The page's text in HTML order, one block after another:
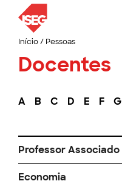
Início/ Pessoas
Docentes
A B C D E F G
Professor Associado
Economia